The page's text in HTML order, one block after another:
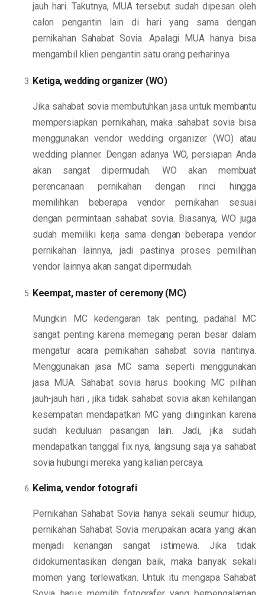
jauh hari. Takutnya, MUA tersebut sudah dipesan oleh
calon pengantin lain di hari yang sama dengan
pernikahan Sahabat Sovia. Apalagi MUA hanya bisa
mengambil klien pengantin satu orang perharinya.
Ketiga, wedding organizer (WO)
Jika sahabat sovia membutuhkan jasa untuk membantu
mempersiapkan pernikahan, maka sahabat sovia bisa
menggunakan vendor wedding organizer (WO) atau
wedding planner. Dengan adanya WO, persiapan Anda
akan sangat dipermudah. WO akan membuat
perencanaan pernikahan dengan rinci hingga
memilihkan beberapa vendor pernikahan sesuai
dengan permintaan sahabat sovia. Biasanya, WO juga
sudah memiliki kerja sama dengan beberapa vendor
pernikahan lainnya, jadi pastinya proses pemilihan
vendor lainnya akan sangat dipermudah.
Keempat, master of ceremony (MC)
Mungkin MC kedengaran tak penting, padahal MC
sangat penting karena memegang peran besar dalam
mengatur acara pernikahan sahabat sovia nantinya.
Menggunakan jasa MC sama seperti menggunakan
jasa MUA. Sahabat sovia harus booking MC pilihan
jauh-jauh hari , jika tidak sahabat sovia akan kehilangan
kesempatan mendapatkan MC yang diinginkan karena
sudah keduluan pasangan lain. Jadi, jika sudah
mendapatkan tanggal fix nya, langsung saja ya sahabat
sovia hubungi mereka yang kalian percaya.
Kelima, vendor fotografi
Pernikahan Sahabat Sovia hanya sekali seumur hidup,
pernikahan Sahabat Sovia merupakan acara yang akan
menjadi kenangan sangat istimewa. Jika tidak
didokumentasikan dengan baik, maka banyak sekali
momen yang terlewatkan. Untuk itu mengapa Sahabat